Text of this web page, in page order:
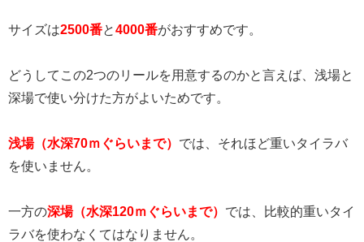
サイズは2500番と4000番がおすすめです。
どうしてこの2つのリールを用意するのかと言えば、浅場と
深場で使い分けた方がよいためです。
浅場（水深70ｍぐらいまで） では、それほど重いタイラバ
を使いません。
一方の深場（水深120ｍぐらいまで） では、比較的重いタイ
ラバを使わなくてはなりません。